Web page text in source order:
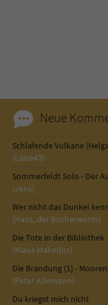
Neue
Schlafende Vulkane
(Luise43)
Sommerfeldt Solo - Der
(Jens)
Wer nicht das Dunkel
(Hans, der Bücherwurm)
Die Tote in der Bibliothek
(Klaus Makollus)
Die Brandung (1) -
(Peter Allemann)
Du kriegst mich nicht